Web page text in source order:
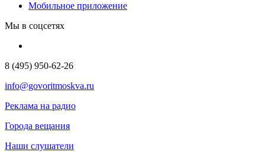
Мобильное приложение
Мы в соцсетях
8 (495) 950-62-26
info@govoritmoskva.ru
Реклама на радио
Города вещания
Наши слушатели